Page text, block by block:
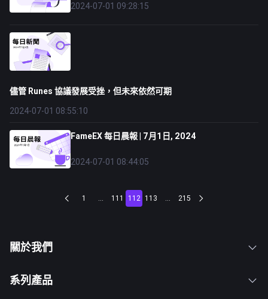
2024-07-01 09:28:15
儘管 Runes 協議發展受挫，但未來依然可期
2024-07-01 08:55:10
FameEX 每日晨報 | 7月1日, 2024
2024-07-01 08:44:05
1 ... 111 112 113 ... 215
關於我們
系列產品